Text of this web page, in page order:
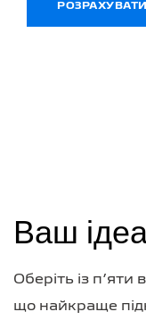
Ваш
Оберіть із п’яти
що найкраще